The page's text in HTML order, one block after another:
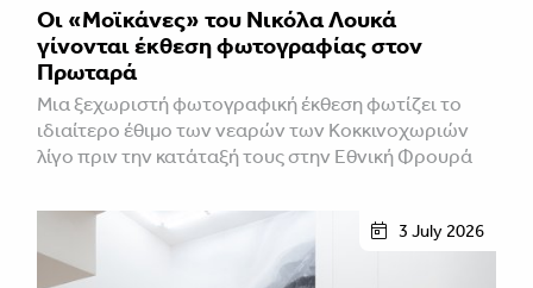
Οι «Μοϊκάνες» του Νικόλα Λουκά
γίνονται έκθεση φωτογραφίας στον
Πρωταρά
Μια ξεχωριστή φωτογραφική έκθεση φωτίζει το
ιδιαίτερο έθιμο των νεαρών των Κοκκινοχωριών
λίγο πριν την κατάταξή τους στην Εθνική Φρουρά
3 July 2026